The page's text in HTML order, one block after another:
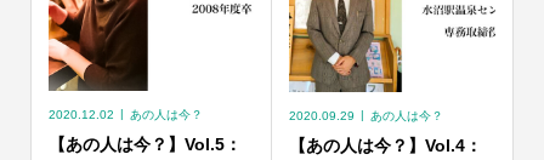
2020.12.02 あの人は今？
【あの人は今？】Vol.5：
2020.09.29 あの人は今？
【あの人は今？】Vol.4：